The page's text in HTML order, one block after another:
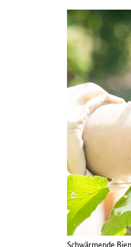
Schwärmende